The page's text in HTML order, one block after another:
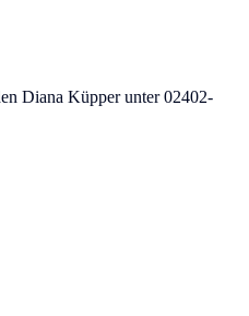
Diana Küpper unter 02402-